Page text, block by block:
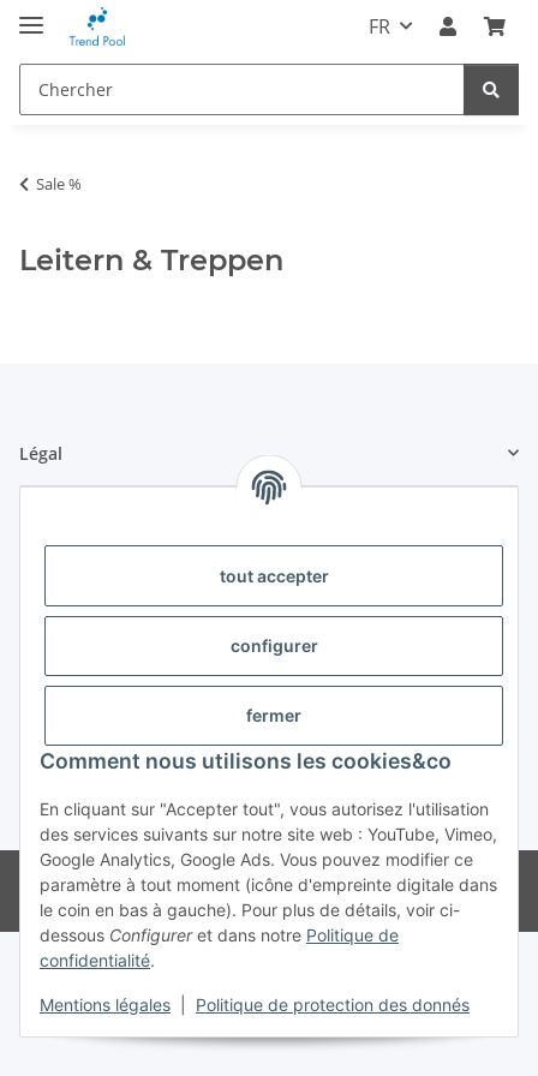
tout accepter
configurer
fermer
Comment nous utilisons les cookies&co
En cliquant sur "Accepter tout", vous autorisez l'utilisation
des services suivants sur notre site web : YouTube, Vimeo,
Google Analytics, Google Ads. Vous pouvez modifier ce
paramètre à tout moment (icône d'empreinte digitale dans
le coin en bas à gauche). Pour plus de détails, voir ci-
dessous Configureret dans notre Politique de
confidentialité.
Mentions légales Politique de protection des donnés
FR
Sale %
Leitern & Treppen
Légal
#global.withdrawalForm#
* Tous les prix s'entendent TVA incluse
© Weinmann GmbH - Alle Rechte vorbehalten -
Alle Angebote richten
sich ausschließlich an registrierte Fachhändler